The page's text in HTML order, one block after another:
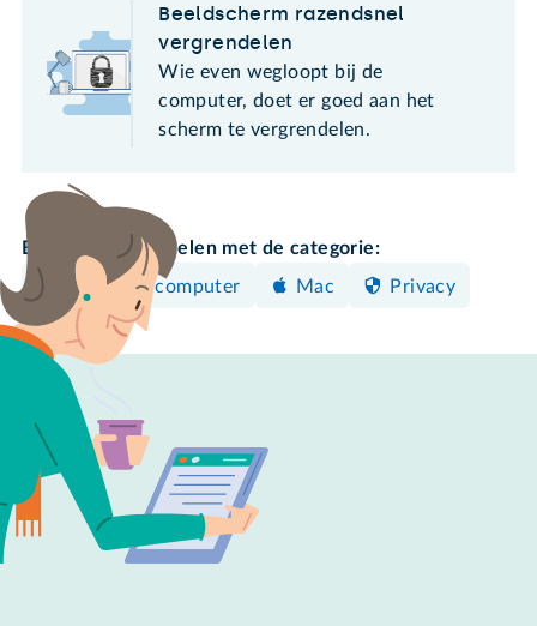
Beeldscherm razendsnel
vergrendelen
Wie even wegloopt bij de
computer, doet er goed aan het
scherm te vergrendelen.
Bekijk meer artikelen met de categorie:
Windows-computer
Mac Privacy